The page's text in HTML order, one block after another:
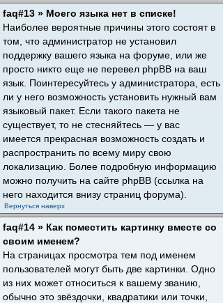
faq#13 » Моего языка нет в списке!
Наиболее вероятные причины этого состоят в
том, что администратор не установил
поддержку вашего языка на форуме, или же
просто никто еще не перевел phpBB на ваш
язык. Поинтересуйтесь у администратора, есть
ли у него возможность установить нужный вам
языковый пакет. Если такого пакета не
существует, то не стесняйтесь — у вас
имеется прекрасная возможность создать и
распространить по всему миру свою
локализацию. Более подробную информацию
можно получить на сайте phpBB (ссылка на
него находится внизу страниц форума).
Вернуться наверх
faq#14 » Как поместить картинку вместе со
своим именем?
На страницах просмотра тем под именем
пользователей могут быть две картинки. Одно
из них может относиться к вашему званию,
обычно это звёздочки, квадратики или точки,